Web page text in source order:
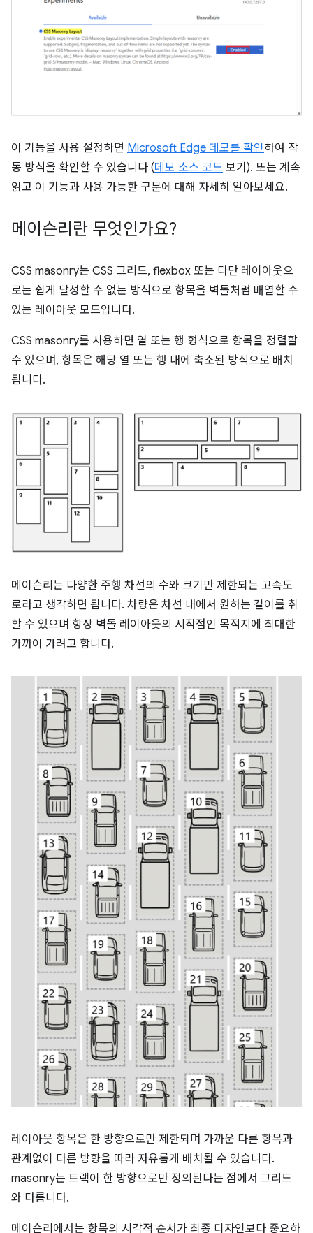
이 기능을 사용 설정하면 Microsoft Edge 데모를 확인하여 작
동 방식을 확인할 수 있습니다 (데모 소스 코드 보기). 또는 계속
읽고 이 기능과 사용 가능한 구문에 대해 자세히 알아보세요.
메이슨리란 무엇인가요?
CSS masonry는 CSS 그리드, flexbox 또는 다단 레이아웃으
로는 쉽게 달성할 수 없는 방식으로 항목을 벽돌처럼 배열할 수
있는 레이아웃 모드입니다.
CSS masonry를 사용하면 열 또는 행 형식으로 항목을 정렬할
수 있으며, 항목은 해당 열 또는 행 내에 축소된 방식으로 배치
됩니다.
메이슨리는 다양한 주행 차선의 수와 크기만 제한되는 고속도
로라고 생각하면 됩니다. 차량은 차선 내에서 원하는 길이를 취
할 수 있으며 항상 벽돌 레이아웃의 시작점인 목적지에 최대한
가까이 가려고 합니다.
레이아웃 항목은 한 방향으로만 제한되며 가까운 다른 항목과
관계없이 다른 방향을 따라 자유롭게 배치될 수 있습니다.
masonry는 트랙이 한 방향으로만 정의된다는 점에서 그리드
와 다릅니다.
메이슨리에서는 항목의 시각적 순서가 최종 디자인보다 중요하